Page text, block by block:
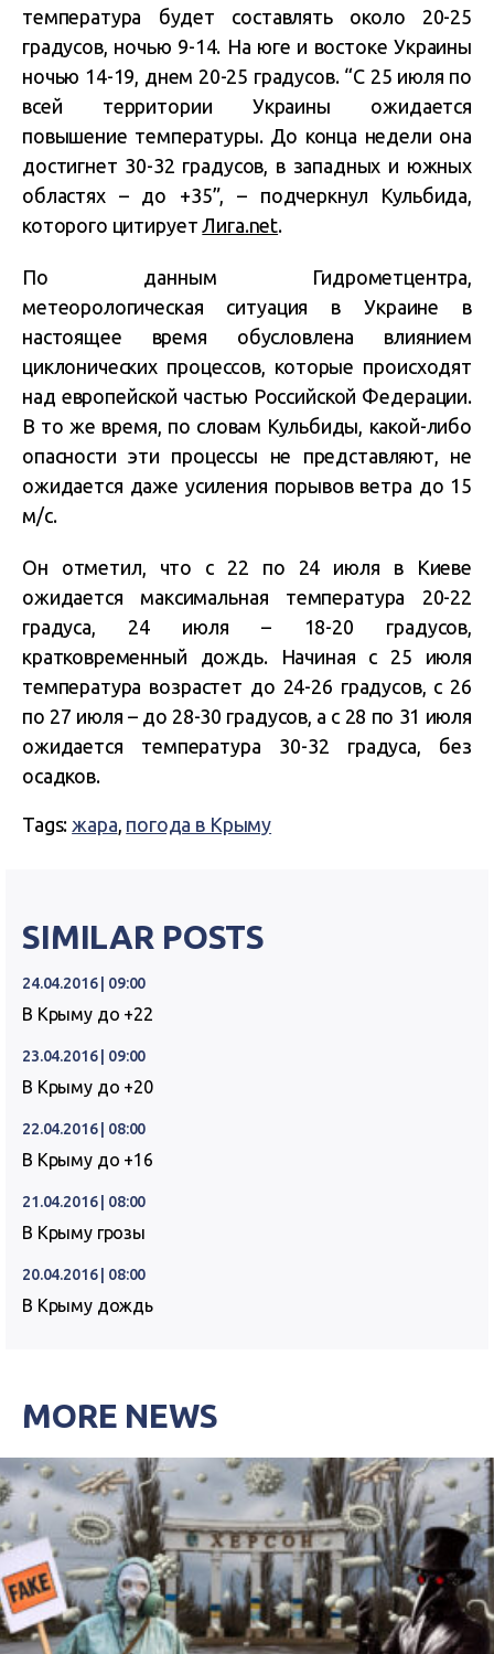
температура будет составлять около 20-25
градусов, ночью 9-14. На юге и востоке Украины
ночью 14-19, днем 20-25 градусов. “С 25 июля по
всей территории Украины ожидается
повышение температуры. До конца недели она
достигнет 30-32 градусов, в западных и южных
областях – до +35”, – подчеркнул Кульбида,
которого цитируетЛига.net.
По данным Гидрометцентра,
метеорологическая ситуация в Украине в
настоящее время обусловлена влиянием
циклонических процессов, которые происходят
над европейской частью Российской Федерации.
В то же время, по словам Кульбиды, какой-либо
опасности эти процессы не представляют, не
ожидается даже усиления порывов ветра до 15
м/с.
Он отметил, что с 22 по 24 июля в Киеве
ожидается максимальная температура 20-22
градуса, 24 июля – 18-20 градусов,
кратковременный дождь. Начиная с 25 июля
температура возрастет до 24-26 градусов, с 26
по 27 июля – до 28-30 градусов, а с 28 по 31 июля
ожидается температура 30-32 градуса, без
осадков.
Tags: жара, погода в Крыму
SIMILAR POSTS
24.04.2016 | 09:00
В Крыму до +22
23.04.2016 | 09:00
В Крыму до +20
22.04.2016 | 08:00
В Крыму до +16
21.04.2016 | 08:00
В Крыму грозы
20.04.2016 | 08:00
В Крыму дождь
MORE NEWS